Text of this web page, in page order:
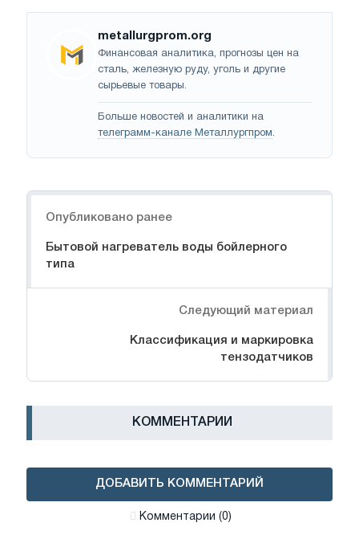
metallurgprom.org
Финансовая аналитика, прогнозы цен на
сталь, железную руду, уголь и другие
сырьевые товары.
Больше новостей и аналитики на
телеграмм-канале Металлургпром.
Опубликовано ранее
Бытовой нагреватель воды бойлерного
типа
Следующий материал
Классификация и маркировка
тензодатчиков
КОММЕНТАРИИ
ДОБАВИТЬ КОММЕНТАРИЙ
Комментарии (0)